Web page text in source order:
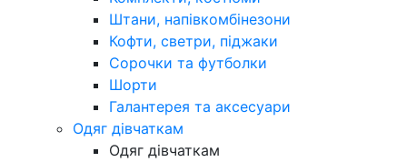
Штани, напівкомбінезони
Кофти, светри, піджаки
Сорочки та футболки
Шорти
Галантерея та аксесуари
Одяг дівчаткам
Одяг дівчаткам